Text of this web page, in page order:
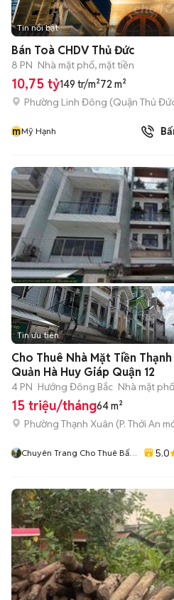
Tin nổi bật
Bán Toà CHDV Thủ Đức
8 PN Nhà mặt phố, mặt tiền
10,75 tỷ149 tr/m²72 m²
Phường Linh Đông (Quận Thủ
mMỹ Hạnh
Tin ưu tiên
Cho Thuê Nhà Mặt Tiền
Quản Hà Huy Giáp Quận 12
4 PN Hướng Đông Bắc Nhà mặt
15 triệu/tháng64 m²
Phường Thạnh Xuân (P. Thới An
Chuyên Trang Cho Thuê Bất
5.0